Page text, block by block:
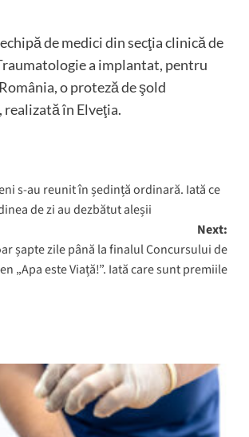
de medici din secţia clinică de
a implantat, pentru
o proteză de şold
în Elveţia.
s-au reunit în ședință ordinară. Iată ce
de zi au dezbătut aleșii
Next:
șapte zile până la finalul Concursului de
„Apa este Viață!”. Iată care sunt premiile